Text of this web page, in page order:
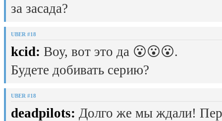
за засада?
UBER #18
kcid: Воу, вот это да 😮😮😮.
Будете добивать серию?
UBER #18
deadpilots: Долго же мы ждали!